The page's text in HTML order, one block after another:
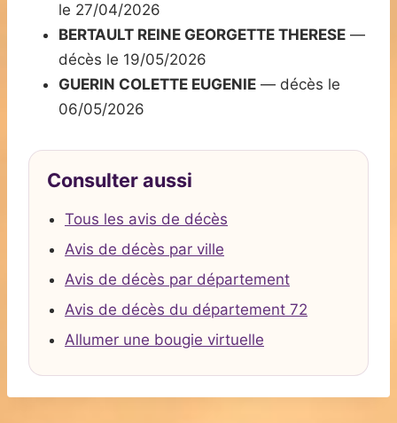
le 27/04/2026
BERTAULT REINE GEORGETTE THERESE —
décès le 19/05/2026
GUERIN COLETTE EUGENIE — décès le
06/05/2026
Consulter aussi
Tous les avis de décès
Avis de décès par ville
Avis de décès par département
Avis de décès du département 72
Allumer une bougie virtuelle